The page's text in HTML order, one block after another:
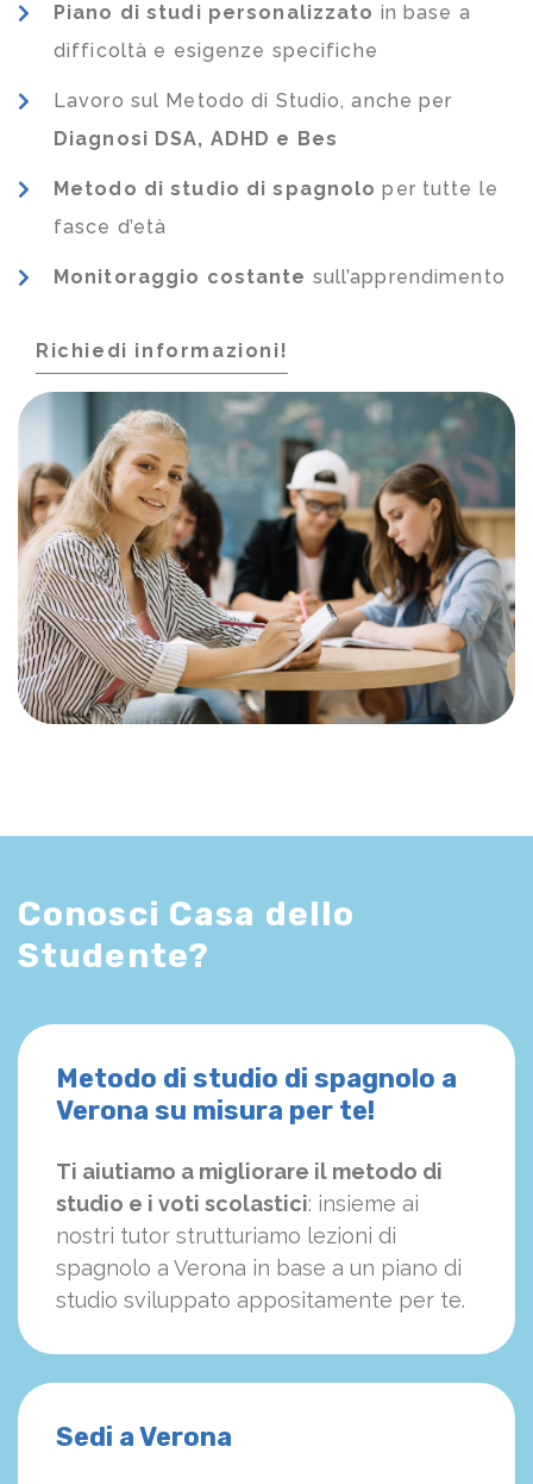
Piano di studi personalizzato in base a
difficoltà e esigenze specifiche
Lavoro sul Metodo di Studio, anche per
Diagnosi DSA, ADHD e Bes
Metodo di studio di spagnolo per tutte le
fasce d’età
Monitoraggio costante sull’apprendimento
Richiedi informazioni!
Conosci Casa dello
Studente?
Metodo di studio di spagnolo a
Verona su misura per te!
Ti aiutiamo a migliorare il metodo di
studio e i voti scolastici: insieme ai
nostri tutor strutturiamo lezioni di
spagnolo a Verona in base a un piano di
studio sviluppato appositamente per te.
Sedi a Verona